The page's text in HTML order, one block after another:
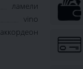
ламели
vino
аккордеон